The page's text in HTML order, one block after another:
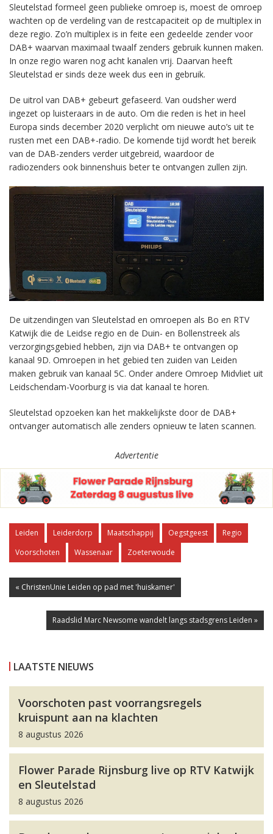
Sleutelstad formeel geen publieke omroep is, moest de omroep
wachten op de verdeling van de restcapaciteit op de multiplex in
deze regio. Zo’n multiplex is in feite een gedeelde zender voor
DAB+ waarvan maximaal twaalf zenders gebruik kunnen maken.
In onze regio waren nog acht kanalen vrij. Daarvan heeft
Sleutelstad er sinds deze week dus een in gebruik.
De uitrol van DAB+ gebeurt gefaseerd. Van oudsher werd
ingezet op luisteraars in de auto. Om die reden is het in heel
Europa sinds december 2020 verplicht om nieuwe auto’s uit te
rusten met een DAB+-radio. De komende tijd wordt het bereik
van de DAB-zenders verder uitgebreid, waardoor de
radiozenders ook binnenshuis beter te ontvangen zullen zijn.
De uitzendingen van Sleutelstad en omroepen als Bo en RTV
Katwijk die de Leidse regio en de Duin- en Bollenstreek als
verzorgingsgebied hebben, zijn via DAB+ te ontvangen op
kanaal 9D. Omroepen in het gebied ten zuiden van Leiden
maken gebruik van kanaal 5C. Onder andere Omroep Midvliet uit
Leidschendam-Voorburg is via dat kanaal te horen.
Sleutelstad opzoeken kan het makkelijkste door de DAB+
ontvanger automatisch alle zenders opnieuw te laten scannen.
Advertentie
Leiden Leiderdorp Maatschappij Oegstgeest
Regio
Voorschoten
Wassenaar Zoeterwoude
« ChristenUnie Leiden op pad met 'huiskamer'
Raadslid Marc Newsome wandelt langs stadsgrens Leiden »
LAATSTE NIEUWS
Voorschoten past voorrangsregels
kruispunt aan na klachten
8 augustus 2026
Flower Parade Rijnsburg live op RTV Katwijk
en Sleutelstad
8 augustus 2026